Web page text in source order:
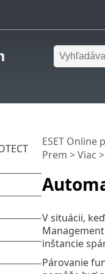
ESET Online
Prem >Viac
V situácii,
inštancie
Párovanie